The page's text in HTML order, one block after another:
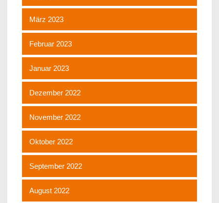
März 2023
Februar 2023
Januar 2023
Dezember 2022
November 2022
Oktober 2022
September 2022
August 2022